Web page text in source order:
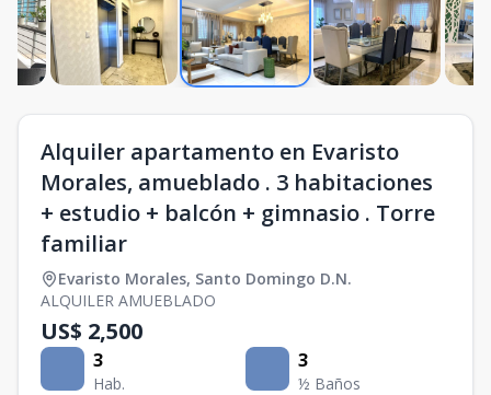
Alquiler apartamento en Evaristo
Morales, amueblado . 3 habitaciones
+ estudio + balcón + gimnasio . Torre
familiar
Evaristo Morales, Santo Domingo D.N.
ALQUILER AMUEBLADO
US$ 2,500
3
Hab.
3
½ Baños